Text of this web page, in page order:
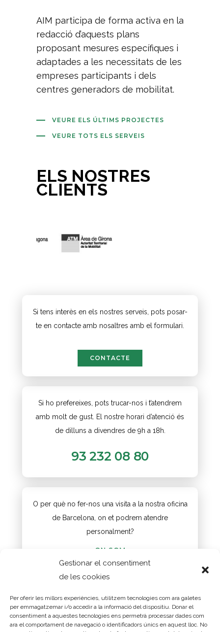
Gestionar el consentiment
de les cookies
Per oferir les millors experiències, utilitzem tecnologies com ara galetes
per emmagatzemar i/o accedir a la informació del dispositiu. Donar el
consentiment a aquestes tecnologies ens permetrà processar dades com
ara el comportament de navegació o identificadors únics en aquest lloc. No
AIM participa de forma activa en la
redacció d’aquests plans
proposant mesures específiques i
adaptades a les necessitats de les
empreses participants i dels
centres generadors de mobilitat.
VEURE ELS ÚLTIMS PROJECTES
VEURE TOTS ELS SERVEIS
ELS NOSTRES
CLIENTS
Si tens interès en els nostres serveis, pots posar-
te en contacte amb nosaltres amb el formulari.
CONTACTE
Si ho prefereixes, pots trucar-nos i t’atendrem
amb molt de gust. El nostre horari d’atenció és
de dilluns a divendres de 9h a 18h.
93 232 08 80
O per què no fer-nos una visita a la nostra oficina
de Barcelona, on et podrem atendre
personalment?
ON SOM
©2004-2026 Assessoria d'Infraestructures i Mobilitat
S.L. Tots els drets reservats.